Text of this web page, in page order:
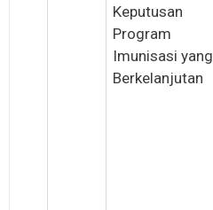
Keputusan
Program
Imunisasi yang
Berkelanjutan